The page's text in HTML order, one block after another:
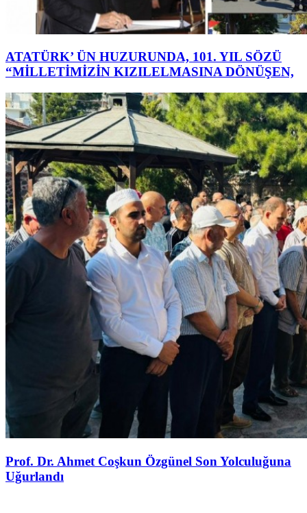
ATATÜRK’ ÜN HUZURUNDA, 101. YIL SÖZÜ
“MİLLETİMİZİN KIZILELMASINA DÖNÜŞEN,
Prof. Dr. Ahmet Coşkun Özgünel Son Yolculuğuna
Uğurlandı